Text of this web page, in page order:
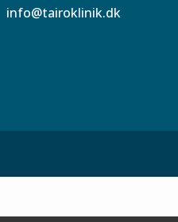
info@tairoklinik.dk